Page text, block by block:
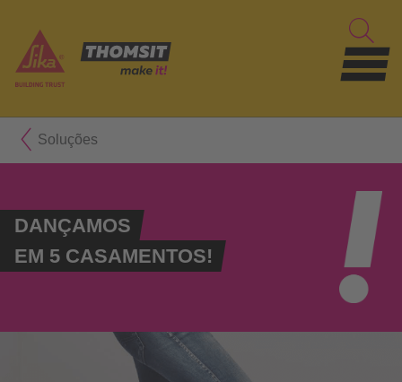
Soluções
DANÇAMOS
EM 5 CASAMENTOS!